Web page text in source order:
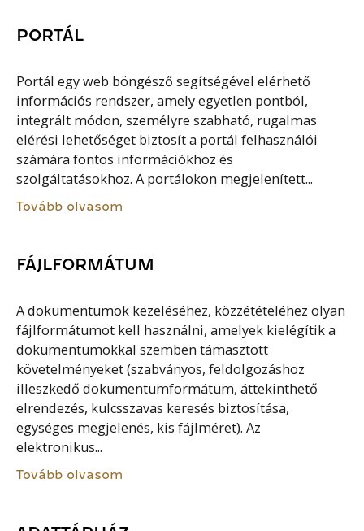
PORTÁL
Portál egy web böngésző segítségével elérhető
információs rendszer, amely egyetlen pontból,
integrált módon, személyre szabható, rugalmas
elérési lehetőséget biztosít a portál felhasználói
számára fontos információkhoz és
szolgáltatásokhoz. A portálokon megjelenített...
Tovább olvasom
FÁJLFORMÁTUM
A dokumentumok kezeléséhez, közzétételéhez olyan
fájlformátumot kell használni, amelyek kielégítik a
dokumentumokkal szemben támasztott
követelményeket (szabványos, feldolgozáshoz
illeszkedő dokumentumformátum, áttekinthető
elrendezés, kulcsszavas keresés biztosítása,
egységes megjelenés, kis fájlméret). Az
elektronikus...
Tovább olvasom